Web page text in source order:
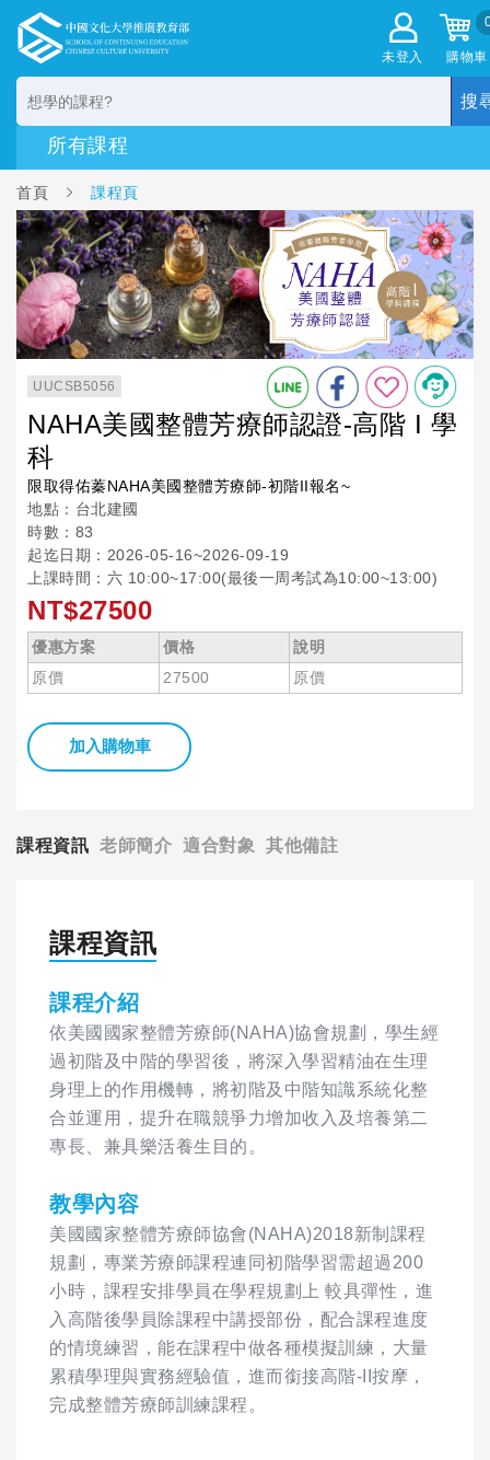
未登入 購物車
搜
首頁 課程頁
UUCSB5056
NAHA美國整體芳療師認證-高階 I 學
科
限取得佑蓁NAHA美國整體芳療師-初階II報名~
地點：台北建國
時數：83
起迄日期：2026-05-16~2026-09-19
上課時間：六 10:00~17:00(最後一周考試為10:00~13:00)
NT$27500
優惠方案 價格
說明
原價
27500 原價
加入購物車
課程資訊 老師簡介 適合對象 其他備註
課程資訊
課程介紹
依美國國家整體芳療師(NAHA)協會規劃，學生經
過初階及中階的學習後，將深入學習精油在生理
身理上的作用機轉，將初階及中階知識系統化整
合並運用，提升在職競爭力增加收入及培養第二
專長、兼具樂活養生目的。
教學內容
美國國家整體芳療師協會(NAHA)2018新制課程
規劃，專業芳療師課程連同初階學習需超過200
小時，課程安排學員在學程規劃上 較具彈性，進
入高階後學員除課程中講授部份，配合課程進度
的情境練習，能在課程中做各種模擬訓練，大量
累積學理與實務經驗值，進而銜接高階-II按摩，
完成整體芳療師訓練課程。